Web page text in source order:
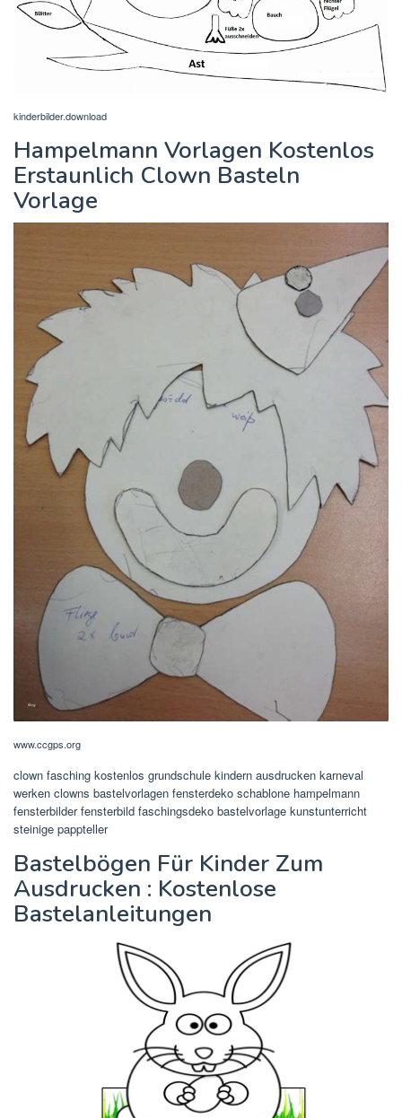
kinderbilder.download
Hampelmann Vorlagen Kostenlos
Erstaunlich Clown Basteln
Vorlage
www.ccgps.org
clown fasching kostenlos grundschule kindern ausdrucken karneval
werken clowns bastelvorlagen fensterdeko schablone hampelmann
fensterbilder fensterbild faschingsdeko bastelvorlage kunstunterricht
steinige pappteller
Bastelbögen Für Kinder Zum
Ausdrucken : Kostenlose
Bastelanleitungen